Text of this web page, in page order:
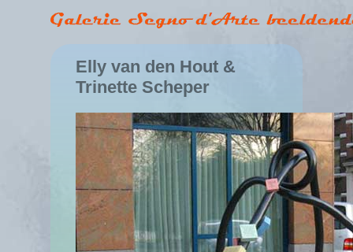
Elly van den Hout &
Trinette Scheper